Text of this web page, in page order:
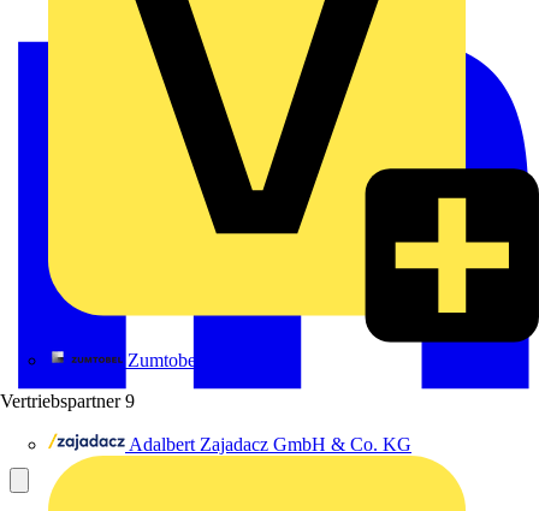
Zumtobel
Vertriebspartner 9
Adalbert Zajadacz GmbH & Co. KG